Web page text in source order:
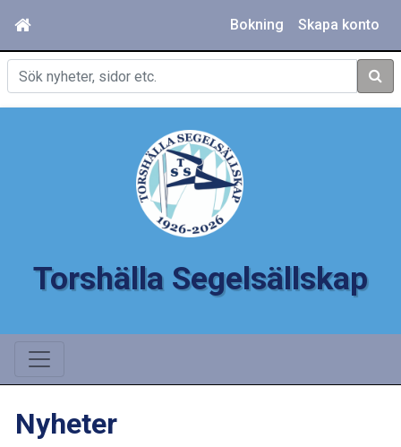
Bokning Skapa konto
Sök
Torshälla Segelsällskap
Nyheter